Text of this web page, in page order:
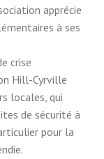
apprécie
à ses
crise
Hill-Cyrville
locales, qui
de sécurité à
pour la